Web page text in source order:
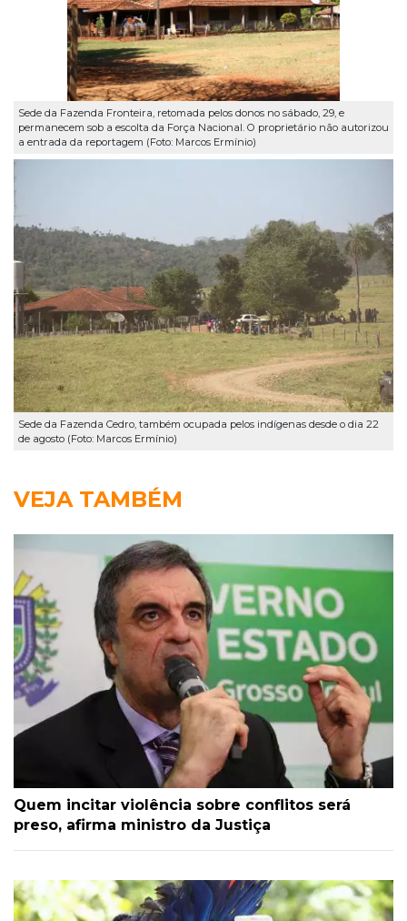
Sede da Fazenda Fronteira, retomada pelos donos no sábado, 29, e
permanecem sob a escolta da Força Nacional. O proprietário não autorizou
a entrada da reportagem (Foto: Marcos Ermínio)
Sede da Fazenda Cedro, também ocupada pelos indígenas desde o dia 22
de agosto (Foto: Marcos Ermínio)
VEJA TAMBÉM
Quem incitar violência sobre conflitos será
preso, afirma ministro da Justiça